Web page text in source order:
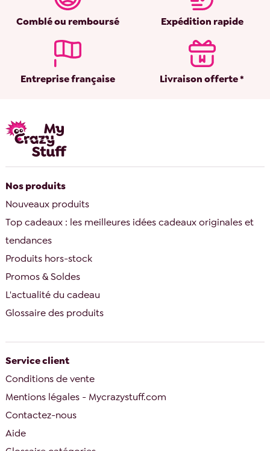
Comblé ou remboursé Expédition rapide
Entreprise française Livraison offerte *
Nos produits
Nouveaux produits
Top cadeaux : les meilleures idées cadeaux originales et
tendances
Produits hors-stock
Promos & Soldes
L'actualité du cadeau
Glossaire des produits
Service client
Conditions de vente
Mentions légales - Mycrazystuff.com
Contactez-nous
Aide